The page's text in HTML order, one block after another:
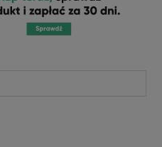
kosztów płatności